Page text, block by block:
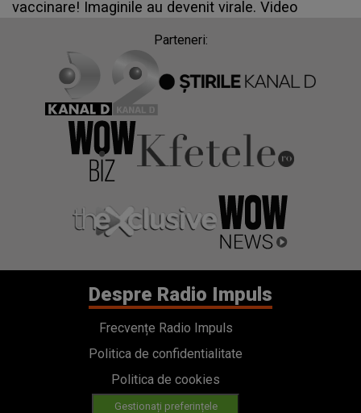
vaccinare! Imaginile au devenit virale. Video
Parteneri:
Despre Radio Impuls
Frecvențe Radio Impuls
Politica de confidentialitate
Politica de cookies
Gestionați preferințele